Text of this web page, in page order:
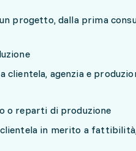
progetto, dalla prima
agenzia e
o reparti di produzione
in merito a